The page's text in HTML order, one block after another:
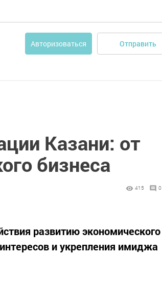
Авторизоваться Отправить
Казани: от
бизнеса
415 0
развитию экономического
и укрепления имиджа